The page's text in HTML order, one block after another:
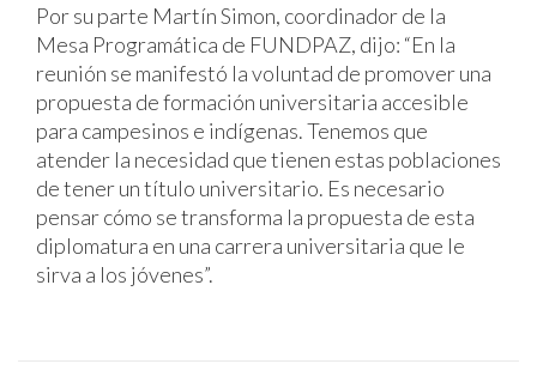
Por su parte Martín Simon, coordinador de la
Mesa Programática de FUNDPAZ, dijo: “En la
reunión se manifestó la voluntad de promover una
propuesta de formación universitaria accesible
para campesinos e indígenas. Tenemos que
atender la necesidad que tienen estas poblaciones
de tener un título universitario. Es necesario
pensar cómo se transforma la propuesta de esta
diplomatura en una carrera universitaria que le
sirva a los jóvenes”.